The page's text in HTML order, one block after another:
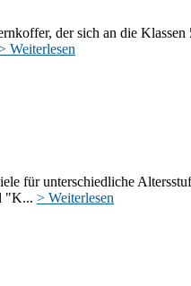
der sich an die
Weiterlesen
für unterschiedliche
"K... > Weiterlesen